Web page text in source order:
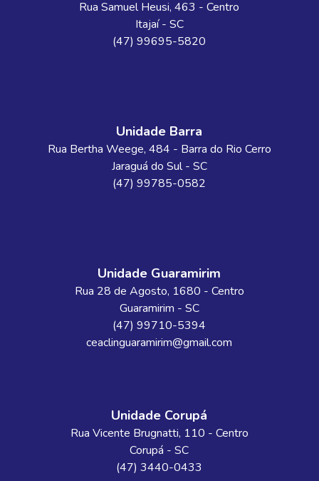
Rua Samuel Heusi, 463 - Centro
Itajaí- SC
(47) 99695-5820
Unidade Barra
Rua Bertha Weege, 484 - Barra do Rio Cerro
Jaraguá do Sul- SC
(47) 99785-0582
Unidade Guaramirim
Rua 28 de Agosto, 1680 - Centro
Guaramirim - SC
(47) 99710-5394
ceaclinguaramirim@gmail.com
Unidade Corupá
Rua Vicente Brugnatti, 110 - Centro
Corupá -SC
(47) 3440-0433